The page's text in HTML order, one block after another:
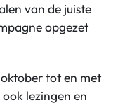
van de juiste
opgezet
tot en met
lezingen en